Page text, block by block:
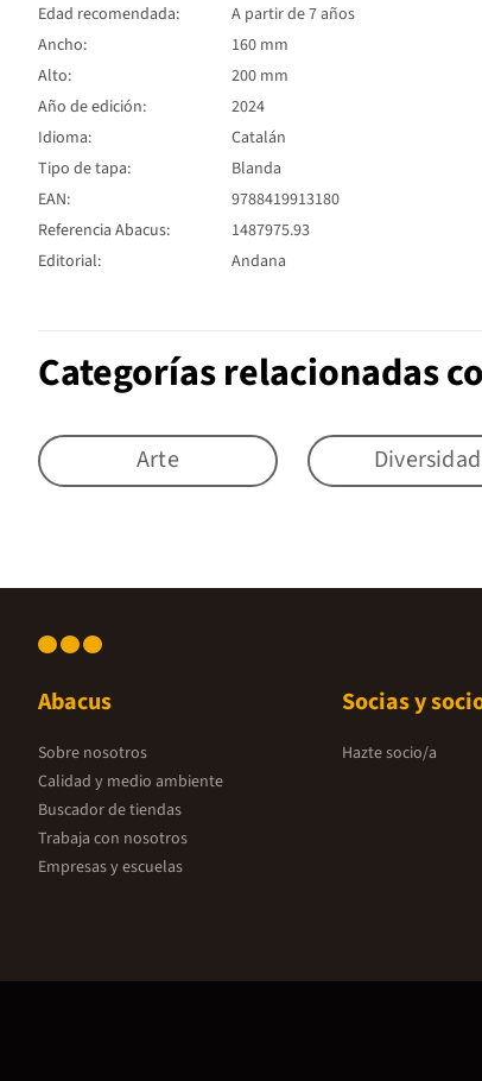
Edad recomendada:
A partir de 7 años
Ancho:
160 mm
Alto:
200 mm
Año de edición:
2024
Idioma:
Catalán
Tipo de tapa:
Blanda
EAN:
9788419913180
Referencia Abacus:
1487975.93
Editorial:
Andana
Categorías relacionadas
Arte Diversidad
Abacus
Sobre nosotros
Calidad y medio ambiente
Buscador de tiendas
Trabaja con nosotros
Empresas y escuelas
Socias y
Hazte socio/a